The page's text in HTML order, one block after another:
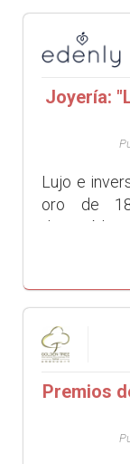
Joyería:
Lujo e inversión Le Lingot pesa 10
oro de
disponible
de ser una
Premios